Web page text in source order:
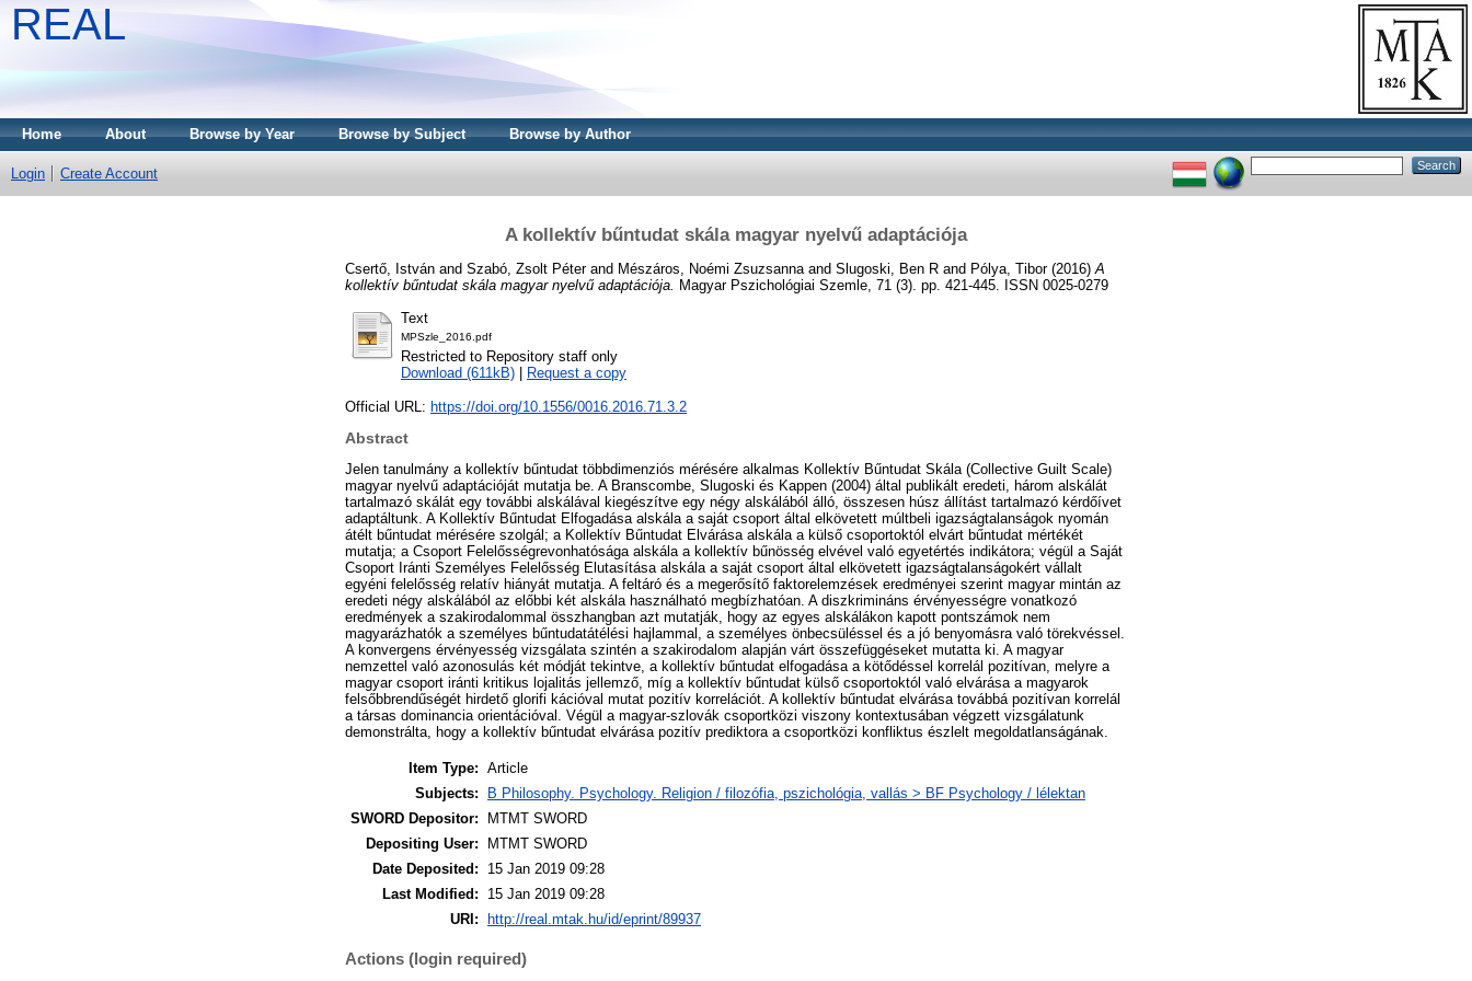
REAL
Home About Browse by Year Browse by Subject Browse by Author
Login Create Account
A kollektív bűntudat skála magyar nyelvű adaptációja
Csertő, István and Szabó, Zsolt Péterand Mészáros, Noémi Zsuzsanna and Slugoski, Ben R and Pólya, Tibor(2016) A
kollektív bűntudat skála magyar nyelvű adaptációja. Magyar Pszichológiai Szemle, 71 (3). pp. 421-445. ISSN 0025-0279
Text
MPSzle_2016.pdf
Restricted to Repository staff only
Download (611kB)
Request a copy
Official URL: https://doi.org/10.1556/0016.2016.71.3.2
Abstract
Jelen tanulmány a kollektív bűntudat többdimenziós mérésére alkalmas Kollektív Bűntudat Skála (Collective Guilt Scale)
magyar nyelvű adaptációját mutatja be. A Branscombe, Slugoski és Kappen (2004) által publikált eredeti, három alskálát
tartalmazó skálát egy további alskálával kiegészítve egy négy alskálából álló, összesen húsz állítást tartalmazó kérdőívet
adaptáltunk. A Kollektív Bűntudat Elfogadása alskála a saját csoport által elkövetett múltbeli igazságtalanságok nyomán
átélt bűntudat mérésére szolgál; a Kollektív Bűntudat Elvárása alskála a külső csoportoktól elvárt bűntudat mértékét
mutatja; a Csoport Felelősségrevonhatósága alskála a kollektív bűnösség elvével való egyetértés indikátora; végül a Saját
Csoport Iránti Személyes Felelősség Elutasítása alskála a saját csoport által elkövetett igazságtalanságokért vállalt
egyéni felelősség relatív hiányát mutatja. A feltáró és a megerősítő faktorelemzések eredményei szerint magyar mintán az
eredeti négy alskálából az előbbi két alskála használható megbízhatóan. A diszkrimináns érvényességre vonatkozó
eredmények a szakirodalommal összhangban azt mutatják, hogy az egyes alskálákon kapott pontszámok nem
magyarázhatók a személyes bűntudatátélési hajlammal, a személyes önbecsüléssel és a jó benyomásra való törekvéssel.
A konvergens érvényesség vizsgálata szintén a szakirodalom alapján várt összefüggéseket mutatta ki. A magyar
nemzettel való azonosulás két módját tekintve, a kollektív bűntudat elfogadása a kötődéssel korrelál pozitívan, melyre a
magyar csoport iránti kritikus lojalitás jellemző, míg a kollektív bűntudat külső csoportoktól való elvárása a magyarok
felsőbbrendűségét hirdető glorifi kációval mutat pozitív korrelációt. A kollektív bűntudat elvárása továbbá pozitívan korrelál
a társas dominancia orientációval. Végül a magyar-szlovák csoportközi viszony kontextusában végzett vizsgálatunk
demonstrálta, hogy a kollektív bűntudat elvárása pozitív prediktora a csoportközi konfliktus észlelt megoldatlanságának.
Item Type: Article
Subjects:
B Philosophy. Psychology. Religion / filozófia, pszichológia, vallás > BF Psychology / lélektan
SWORD Depositor:
MTMT SWORD
Depositing User:
MTMT SWORD
Date Deposited:
15 Jan 2019 09:28
Last Modified:
15 Jan 2019 09:28
URI:
http://real.mtak.hu/id/eprint/89937
Actions (login required)